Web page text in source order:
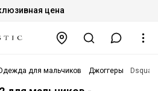
цена
для мальчиков Джоггеры